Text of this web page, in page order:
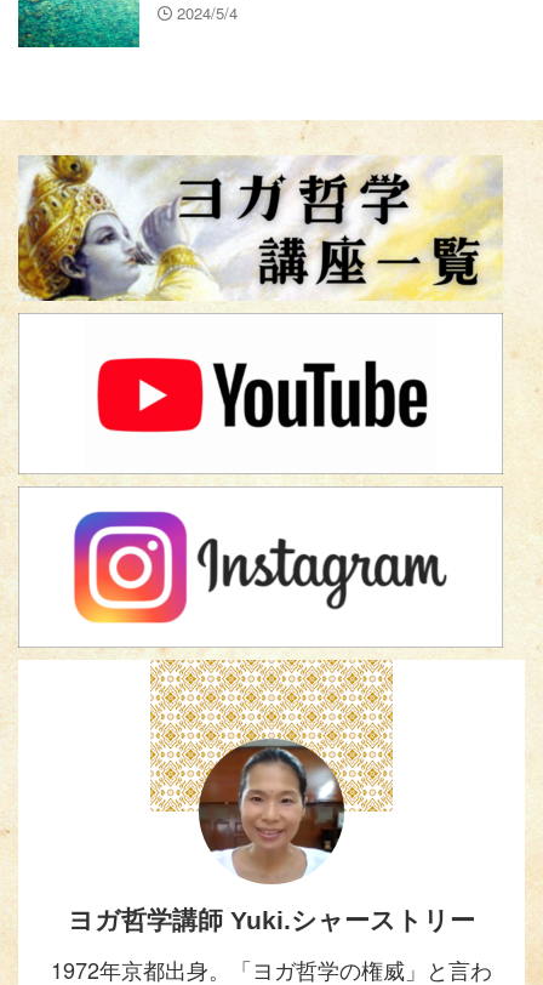
2024/5/4
ヨガ哲学講師 Yuki.シャーストリー
1972年京都出身。「ヨガ哲学の権威」と言わ